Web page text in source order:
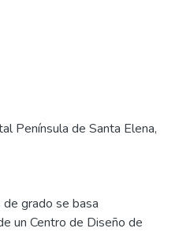
Península de Santa Elena,
grado se basa
un Centro de Diseño de